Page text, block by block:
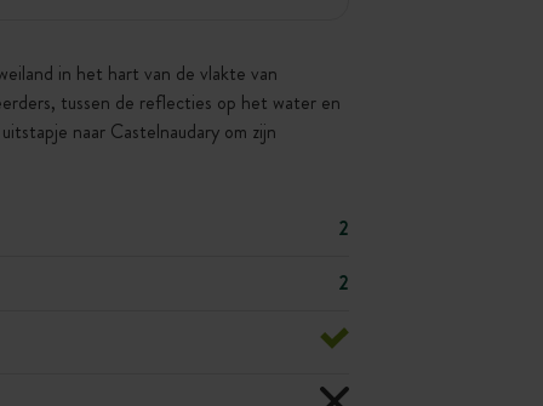
in het hart van de vlakte van
tussen de reflecties op het water en
naar Castelnaudary om zijn
2
2